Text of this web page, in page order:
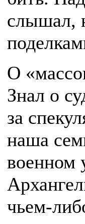
слышал,
О
Знал о
за
наша
военном
чьем-